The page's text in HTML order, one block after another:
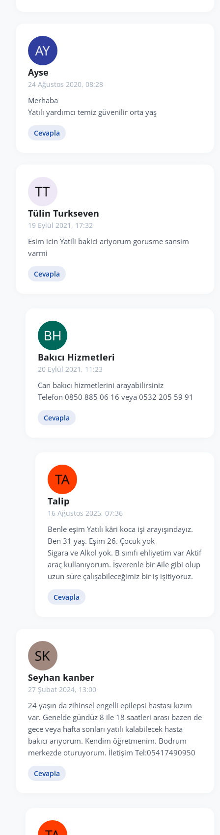
Ayse
24 Ağustos 2020, 08:28
Merhaba
Yatılı yardımcı temiz güvenilir orta yaş
Cevapla
Tülin Turkseven
19 Eylül 2021, 17:32
Esim icin Yatili bakici ariyorum gorusme sansim
varmi
Cevapla
Bakıcı Hizmetleri
20 Eylül 2021, 11:23
Can bakıcı hizmetlerini arayabilirsiniz
Telefon 0850 885 06 16 veya 0532 205 59 91
Cevapla
Talip
16 Ağustos 2025, 07:36
Benle eşim Yatılı kâri koca işi arayışındayız.
Ben 31 yaş. Eşim 26. Çocuk yok
Sigara ve Alkol yok. B sınıfı ehliyetim var Aktif
araç kullanıyorum. İşverenle bir Aile gibi olup
uzun süre çalışabileceğimiz bir iş işitiyoruz.
Cevapla
Seyhan kanber
27 Şubat 2024, 13:00
24 yaşın da zihinsel engelli epilepsi hastası kızım
var. Genelde gündüz 8 ile 18 saatleri arası bazen de
gece veya hafta sonları yatılı kalabilecek hasta
bakıcı arıyorum. Kendim öğretmenim. Bodrum
merkezde oturuyorum. İletişim Tel:05417490950
Cevapla